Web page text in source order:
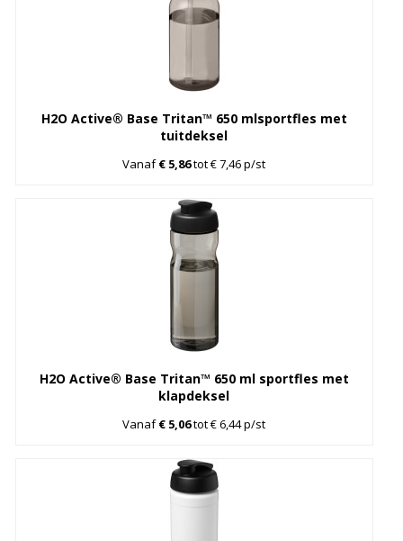
H2O Active® Base Tritan™ 650 mlsportfles met
tuitdeksel
Vanaf€ 5,86tot € 7,46 p/st
H2O Active® Base Tritan™ 650 ml sportfles met
klapdeksel
Vanaf€ 5,06tot € 6,44 p/st